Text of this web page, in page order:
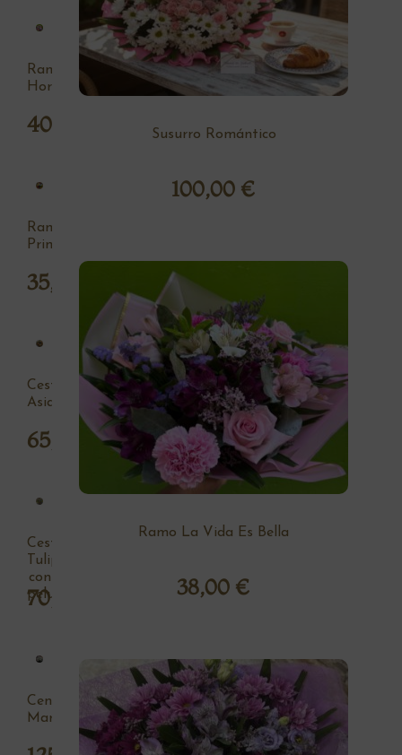
Susurro Romántico
100,00 €
Ramo La Vida Es Bella
38,00 €
Ramo
Hortensia
40,00
Ramo
Primavera
35,00
Cesta
Asia
65,00 €
Cesta
Tulipan
con
peluche
70,00
Centro
Margaritas